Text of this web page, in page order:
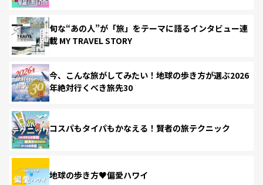
旬な“あの人”が「旅」をテーマに語るインタビュー連
載 MY TRAVEL STORY
今、こんな旅がしてみたい！地球の歩き方が選ぶ2026
年絶対行くべき旅先30
コスパもタイパもかなえる！賢者の旅テクニック
地球の歩き方♥偏愛ハワイ